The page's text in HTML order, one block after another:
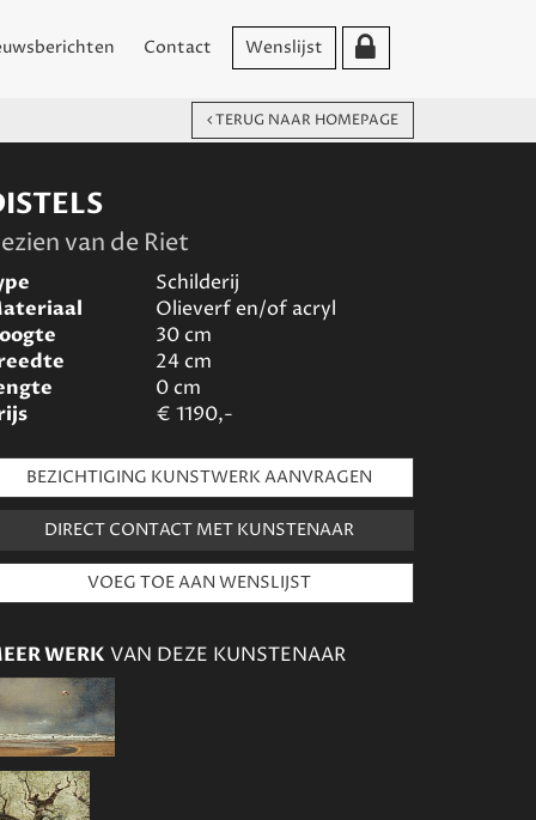
Contact Wenslijst
TERUG NAAR HOMEPAGE
van de Riet
Schilderij
Olieverf en/of acryl
30cm
24cm
0cm
€ 1190,-
BEZICHTIGING KUNSTWERK AANVRAGEN
DIRECT CONTACT MET KUNSTENAAR
WERK VAN DEZE KUNSTENAAR